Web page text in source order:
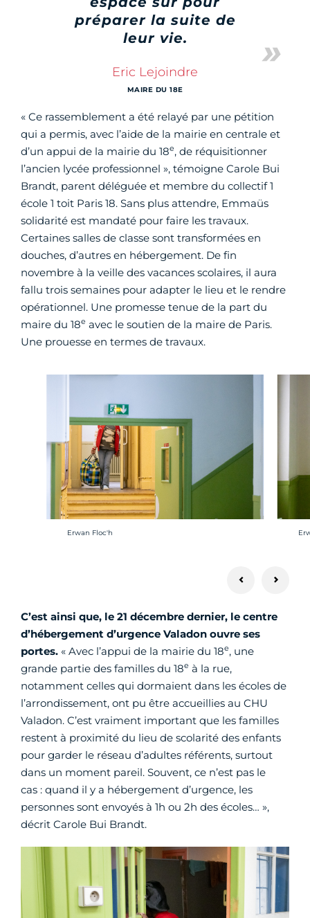
préparer la suite de
leur vie.
Eric Lejoindre
MAIRE DU 18E
« Ce rassemblement a été relayé par une pétition
qui a permis, avec l’aide de la mairie en centrale et
d’un appui de la mairie du 18e, de réquisitionner
l’ancien lycée professionnel », témoigne Carole Bui
Brandt, parent déléguée et membre du collectif 1
école 1 toit Paris 18. Sans plus attendre, Emmaüs
solidarité est mandaté pour faire les travaux.
Certaines salles de classe sont transformées en
douches, d’autres en hébergement. De fin
novembre à la veille des vacances scolaires, il aura
fallu trois semaines pour adapter le lieu et le rendre
opérationnel. Une promesse tenue de la part du
maire du 18e avec le soutien de la maire de Paris.
Une prouesse en termes de travaux.
Crédit photo :
Erwan Floc'h
C’est ainsi que, le 21 décembre dernier, le centre
d’hébergement d’urgence Valadon ouvre ses
portes. « Avec l’appui de la mairie du 18e, une
grande partie des familles du 18e à la rue,
notamment celles qui dormaient dans les écoles de
l’arrondissement, ont pu être accueillies au CHU
Valadon. C’est vraiment important que les familles
restent à proximité du lieu de scolarité des enfants
pour garder le réseau d’adultes référents, surtout
dans un moment pareil. Souvent, ce n’est pas le
cas : quand il y a hébergement d’urgence, les
personnes sont envoyés à 1h ou 2h des écoles… »,
décrit Carole Bui Brandt.